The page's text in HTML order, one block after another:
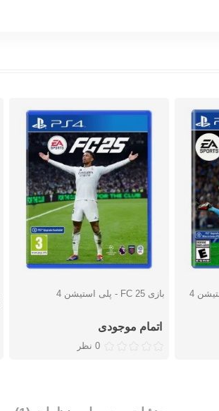
دوست داشتن بازی FC 25 - پلی استیشن 4
اتمام موجودی
0 نظر